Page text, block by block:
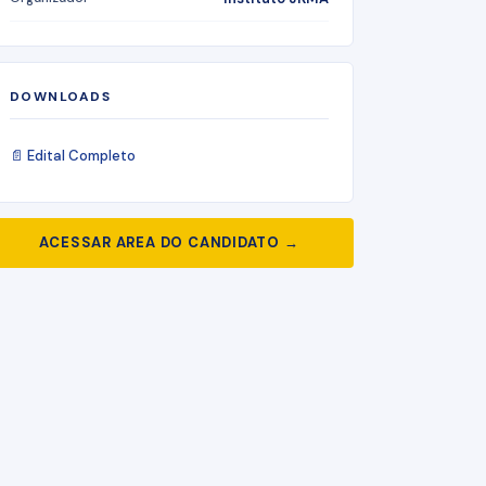
DOWNLOADS
📄 Edital Completo
ACESSAR AREA DO CANDIDATO →